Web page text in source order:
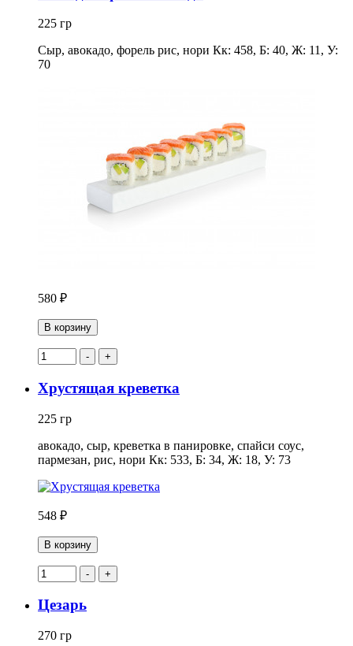
225 гр
Сыр, авокадо, форель рис, нори Кк: 458, Б: 40, Ж: 11, У:
70
580 ₽
В корзину
- +
Хрустящая креветка
225 гр
авокадо, сыр, креветка в панировке, спайси соус,
пармезан, рис, нори Кк: 533, Б: 34, Ж: 18, У: 73
548 ₽
В корзину
- +
Цезарь
270 гр